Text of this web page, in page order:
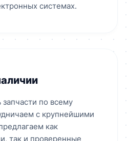
системах.
по всему
с крупнейшими
как
так и проверенные